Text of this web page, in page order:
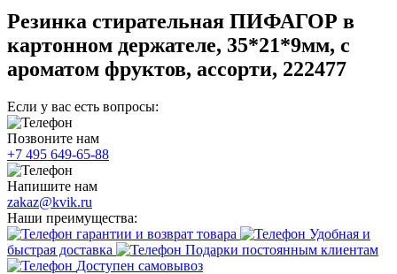
Резинка стирательная ПИФАГОР в
картонном держателе, 35*21*9мм, с
ароматом фруктов, ассорти, 222477
Если у вас есть вопросы:
Позвоните нам
+7 495 649-65-88
Напишите нам
zakaz@kvik.ru
Наши преимущества:
гарантии и возврат товара
Удобная и
быстрая доставка
Подарки постоянным клиентам
Доступен самовывоз